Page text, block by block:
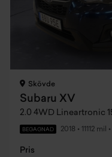
Skövde
Subaru XV
2.0 4WD Lineartronic
BEGAGNAD 2018 • 11112 mil •
Pris